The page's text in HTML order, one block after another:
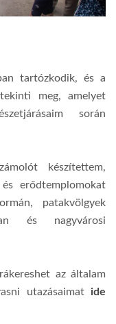
tartózkodik, és a
meg, amelyet
során
készítettem,
erődtemplomokat
patakvölgyek
és nagyvárosi
az általam
utazásaimat ide